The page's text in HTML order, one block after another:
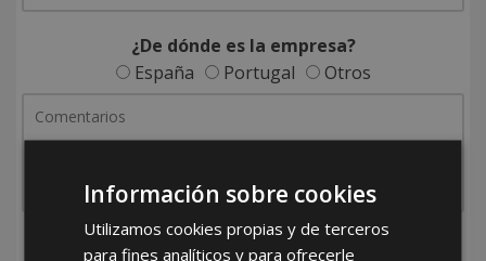
¿De dónde es la empresa?
España
Portugal Otros
He leído y acepto laPolítica de Privacidad
Información sobre cookies
Utilizamos cookies propias y de terceros
para fines analíticos y para ofrecerle